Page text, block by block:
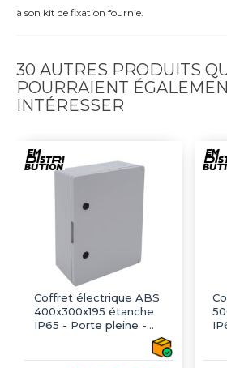
à son kit de fixation fournie.
30 AUTRES PRODUITS
POURRAIENT
INTÉRESSER
Coffret électrique ABS
400x300x195 étanche
IP65 - Porte pleine -